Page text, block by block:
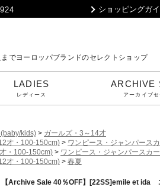
ショッピングガ
でヨーロッパブランドのセレクトショップ
LADIES
レディース
ARCHIVE
アーカイブセ
kids) > ガールズ・3～14才
才・100-150cm) > ワンピース・ジャンパースカ
・100-150cm) > ワンピース・ジャンパースカー
才・100-150cm) > 春夏
【Archive Sale 40％OFF】[22SS]emile et ida